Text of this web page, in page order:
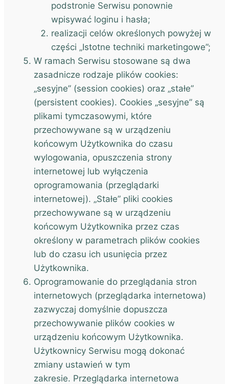
podstronie Serwisu ponownie
wpisywać loginu i hasła;
realizacji celów określonych powyżej w
części „Istotne techniki marketingowe”;
W ramach Serwisu stosowane są dwa
zasadnicze rodzaje plików cookies:
„sesyjne” (session cookies) oraz „stałe”
(persistent cookies). Cookies „sesyjne” są
plikami tymczasowymi, które
przechowywane są w urządzeniu
końcowym Użytkownika do czasu
wylogowania, opuszczenia strony
internetowej lub wyłączenia
oprogramowania (przeglądarki
internetowej). „Stałe” pliki cookies
przechowywane są w urządzeniu
końcowym Użytkownika przez czas
określony w parametrach plików cookies
lub do czasu ich usunięcia przez
Użytkownika.
Oprogramowanie do przeglądania stron
internetowych (przeglądarka internetowa)
zazwyczaj domyślnie dopuszcza
przechowywanie plików cookies w
urządzeniu końcowym Użytkownika.
Użytkownicy Serwisu mogą dokonać
zmiany ustawień w tym
zakresie. Przeglądarka internetowa